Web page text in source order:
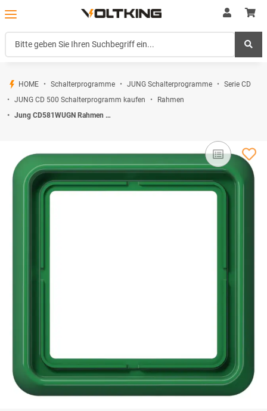
HOME Schalterprogramme JUNG Schalterprogramme
Serie CD
JUNG CD 500 Schalterprogramm kaufen
Rahmen
Jung CD581WUGN Rahmen 1fach (Thermoplast bruchsicher) Grün Serie CD